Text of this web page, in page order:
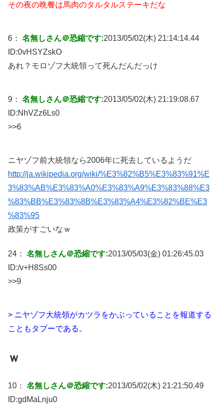
その夜の晩餐は馬肉のタルタルステーキだな
6： 名無しさん＠恐縮です:2013/05/02(木) 21:14:14.44
ID:0vHSYZskO
あれ？モロゾフ大統領って死んだんだっけ
9： 名無しさん＠恐縮です:2013/05/02(木) 21:19:08.67
ID:NhVZz6Ls0
>>6
ニヤゾフ前大統領なら2006年に死去しているようだ
http://ja.wikipedia.org/wiki/%E3%82%B5%E3%83%91%E
3%83%AB%E3%83%A0%E3%83%A9%E3%83%88%E3
%83%BB%E3%83%8B%E3%83%A4%E3%82%BE%E3
%83%95
政策がすごいなｗ
24： 名無しさん＠恐縮です:2013/05/03(金) 01:26:45.03
ID:/v+H8Ss00
>>9
> ニヤゾフ大統領がカツラをかぶっていることを報道する
こともタブーである。
ｗ
10： 名無しさん＠恐縮です:2013/05/02(木) 21:21:50.49
ID:gdMaLnju0